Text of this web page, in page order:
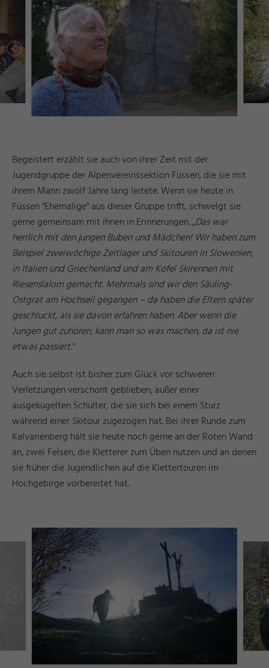
Begeistert erzählt sie auch von ihrer Zeit mit der
Jugendgruppe der Alpenvereinssektion Füssen, die sie mit
ihrem Mann zwölf Jahre lang leitete. Wenn sie heute in
Füssen "Ehemalige" aus dieser Gruppe trifft, schwelgt sie
gerne gemeinsam mit ihnen in Erinnerungen.„Das war
herrlich mit den jungen Buben und Mädchen! Wir haben zum
Beispiel zweiwöchige Zeltlager und Skitouren in Slowenien,
in Italien und Griechenland und am Kofel Skirennen mit
Riesenslalom gemacht. Mehrmals sind wir den Säuling-
Ostgrat am Hochseil gegangen – da haben die Eltern später
geschluckt, als sie davon erfahren haben. Aber wenn die
Jungen gut zuhören, kann man so was machen, da ist nie
etwas passiert."
Auch sie selbst ist bisher zum Glück vor schweren
Verletzungen verschont geblieben, außer einer
ausgekugelten Schulter, die sie sich bei einem Sturz
während einer Skitour zugezogen hat. Bei ihrer Runde zum
Kalvarienberg hält sie heute noch gerne an der Roten Wand
an, zwei Felsen, die Kletterer zum Üben nutzen und an denen
sie früher die Jugendlichen auf die Klettertouren im
Hochgebirge vorbereitet hat.
© F
ü
s
s
e
n
T
o u
ri
s
m
us
u
n d
M a
r
k
e
ti
n g
©
ü
s
s
e
n
T
o
ri
s
m
u
u
n
M
k
e
ti
n